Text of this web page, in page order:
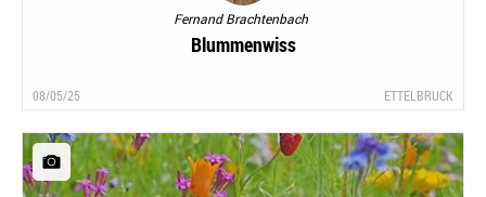
Fernand Brachtenbach
Blummenwiss
08/05/25 ETTELBRUCK